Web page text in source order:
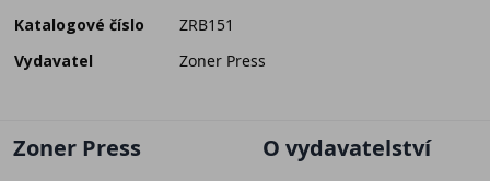
Katalogové číslo
ZRB151
Vydavatel
Zoner Press
Zoner Press O vydavatelství